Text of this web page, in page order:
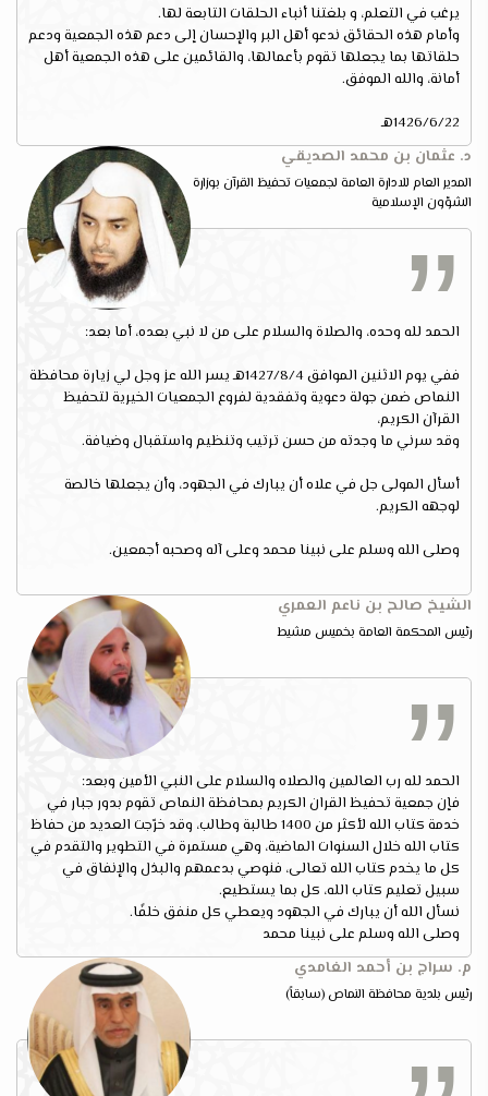
يرغب في التعلم، و بلغتنا أنباء الحلقات التابعة لها.
وأمام هذه الحقائق ندعو أهل البر والإحسان إلى دعم هذه الجمعية ودعم
حلقاتها بما يجعلها تقوم بأعمالها، والقائمين على هذه الجمعية أهل
أمانة، والله الموفق.
1426/6/22هـ
د. عثمان بن محمد الصديقي
المدير العام للادارة العامة لجمعيات تحفيظ القرآن بوزارة
الشؤون الإسلامية
الحمد لله وحده، والصلاة والسلام على من لا نبي بعده، أما بعد:
ففي يوم الاثنين الموافق 1427/8/4هـ يسر الله عز وجل لي زيارة محافظة
النماص ضمن جولة دعوية وتفقدية لفروع الجمعيات الخيرية لتحفيظ
القرآن الكريم،
وقد سرني ما وجدته من حسن ترتيب وتنظيم واستقبال وضيافة.
أسأل المولى جل في علاه أن يبارك في الجهود، وأن يجعلها خالصة
لوجهه الكريم.
وصلى الله وسلم على نبينا محمد وعلى آله وصحبه أجمعين.
الشيخ صالح بن ناعم العمري
رئيس المحكمة العامة بخميس مشيط
الحمد لله رب العالمين والصلاه والسلام على النبي الأمين وبعد:
فإن جمعية تحفيظ القران الكريم بمحافظة النماص تقوم بدور جبار في
خدمة كتاب الله لأكثر من 1400 طالبة وطالب، وقد خرّجت العديد من حفاظ
كتاب الله خلال السنوات الماضية، وهي مستمرة في التطوير والتقدم في
كل ما يخدم كتاب الله تعالى، فنوصي بدعمهم والبذل والإنفاق في
سبيل تعليم كتاب الله، كل بما يستطيع.
نسأل الله أن يبارك في الجهود ويعطي كل منفق خلفًا.
وصلى الله وسلم على نبينا محمد
م. سراج بن أحمد الغامدي
رئيس بلدية محافظة النماص (سابقاً)